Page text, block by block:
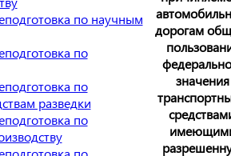
по научным
по
по
разведки
по
дорогам
значения